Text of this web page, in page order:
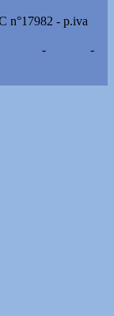
n°17982 - p.iva
-
-